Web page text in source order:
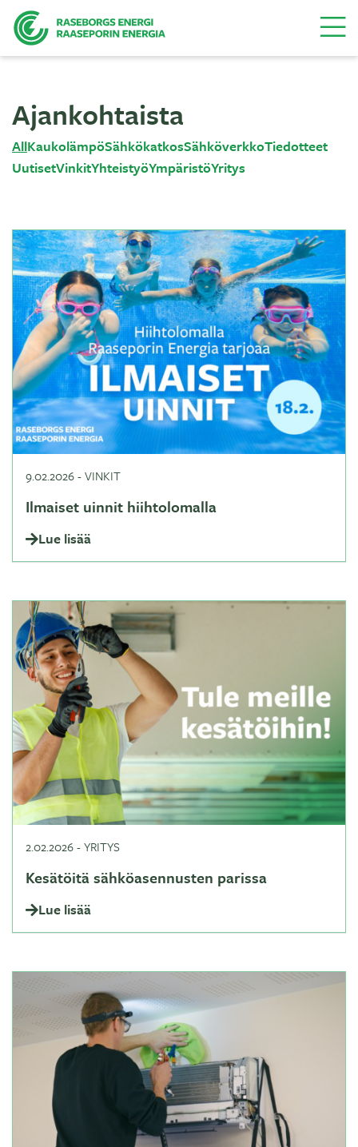
Ajankohtaista
AllKaukolämpöSähkökatkosSähköverkkoTiedotteet
UutisetVinkitYhteistyöYmpäristöYritys
9.02.2026-VINKIT
Ilmaiset uinnit hiihtolomalla
Lue lisää
2.02.2026-YRITYS
Kesätöitä sähköasennusten parissa
Lue lisää